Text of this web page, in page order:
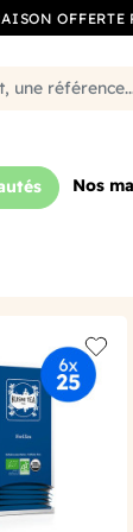
OFFERTE
Nos
Add